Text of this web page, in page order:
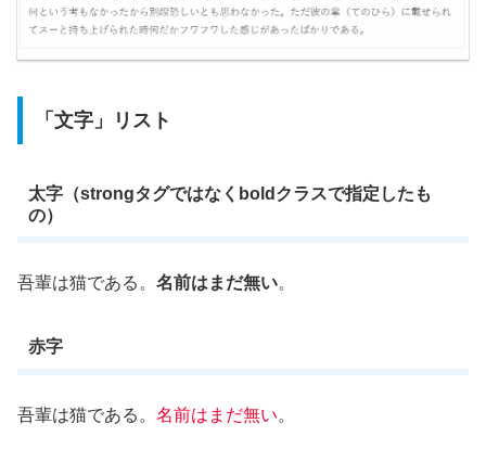
「文字」リスト
太字（strongタグではなくboldクラスで指定したも
の）
吾輩は猫である。 名前はまだ無い。
赤字
吾輩は猫である。 名前はまだ無い。